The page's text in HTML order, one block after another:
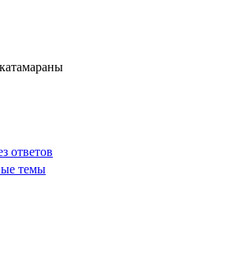
ответов
темы